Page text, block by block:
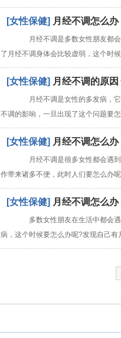
[女性保健] 月经不调怎么
月经不调是多数女性朋友都会
了月经不调身体会比较虚弱，这个时
[女性保健] 月经不调的原
月经不调是女性的多发病，它
不调的影响，一旦出现了这个问题要
[女性保健] 月经不调怎么
月经不调是很多女性都会遇到
作带来诸多不便，此时人们要怎么办
[女性保健] 月经不调怎么
多数女性朋友在生活中都会遇
病，这个时候要怎么办呢?发现自己